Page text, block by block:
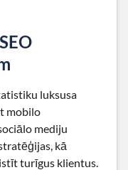
luksusa
mobilo
mediju
kā
turīgus klientus.